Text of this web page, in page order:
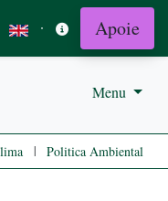
· Apoie
Menu
| Politica Ambiental